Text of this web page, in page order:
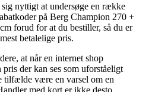
nyttigt at undersøge en række
på Berg Champion 270 +
forud for at du bestiller, så du er
betalelige pris.
at når en internet shop
der kan ses som uforståeligt
tilfælde være en varsel om en
med kort er ikke desto